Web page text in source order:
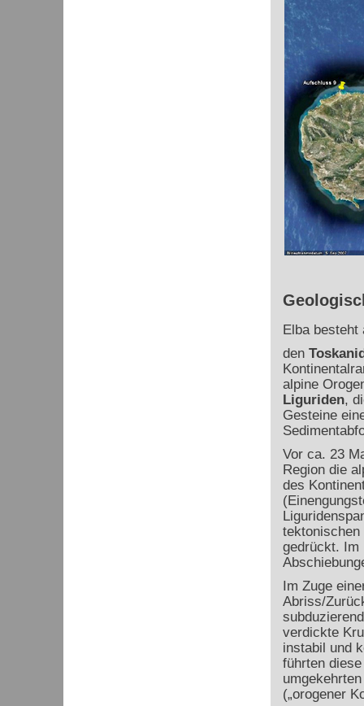
Elba besteht
den
alpine
Liguriden,
Gesteine
Vor ca. 23
Region die
des
tektonischen
gedrückt. Im
Im Zuge
Abriss/
verdickte
instabil und
führten
(„orogener